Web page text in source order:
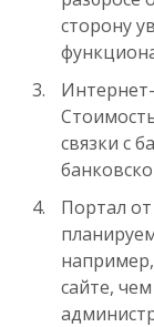
сторону
связки с
Портал
сайте,